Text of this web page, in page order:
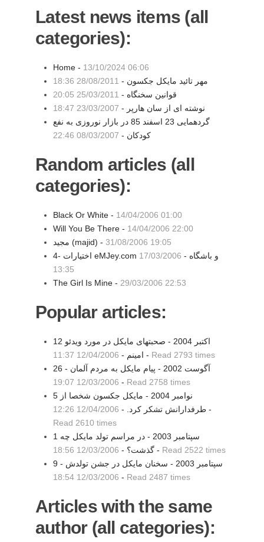
Latest news items (all
categories):
Home - 13/10/2024 06:06
مهر تائید مایکل جکسون - 28/08/2011 18:36
قوانین سخنگاه - 25/03/2011 20:05
نوشته ای از سان هارپر - 23/03/2007 18:47
گردهمایی 23 اسفند 85 در بازار نوروزی به نفع
کودکان - 08/03/2007 22:46
Random articles (all
categories):
Black Or White - 14/04/2006 01:00
Will You Be There - 14/04/2006 22:00
مجيد (majid) - 31/08/2006 19:05
4- اختیارات eMJey.com و باشگاه - 17/03/2006
13:35
The Girl Is Mine - 29/03/2006 22:53
Popular articles:
12 اکتبر 2004 - صحبتهای مایکل در مورد ویدئو
امینم - 12/04/2006 11:37 - Read 2793 times
26 آگوست 2002 - پيام مايکل به مردم آلمان -
12/03/2006 19:07 - Read 2758 times
5 نوامبر 2004 - مايكل جكسون شخصا از
طرفدارانش تشكر كرد. - 12/04/2006 12:26
-
Read 2610 times
1 سپتامبر 2003 - در مراسم تولد مايکل چه
گذشت؟ - 12/03/2006 18:56 - Read 2522 times
9 سپتامبر 2003 - سخنان مايکل در جشن تولدش -
12/03/2006 18:54 - Read 2487 times
Articles with the same
author (all categories):